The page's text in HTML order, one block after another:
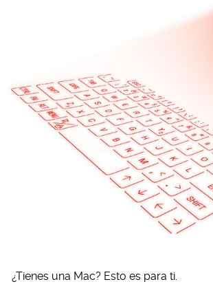
¿Tienes una Mac? Esto es para ti.